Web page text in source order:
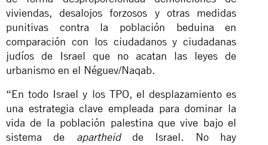
viviendas, desalojos forzosos y otras medidas
punitivas contra la población beduina en
comparación con los ciudadanos y ciudadanas
judíos de Israel que no acatan las leyes de
urbanismo en el Néguev/Naqab.
“En todo Israel y los TPO, el desplazamiento es
una estrategia clave empleada para dominar la
vida de la población palestina que vive bajo el
sistema de
apartheidde Israel. No hay